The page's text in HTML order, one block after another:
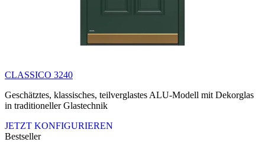
CLASSICO 3240
Geschätztes, klassisches, teilverglastes ALU-Modell mit Dekorglas
in traditioneller Glastechnik
JETZT KONFIGURIEREN
Bestseller